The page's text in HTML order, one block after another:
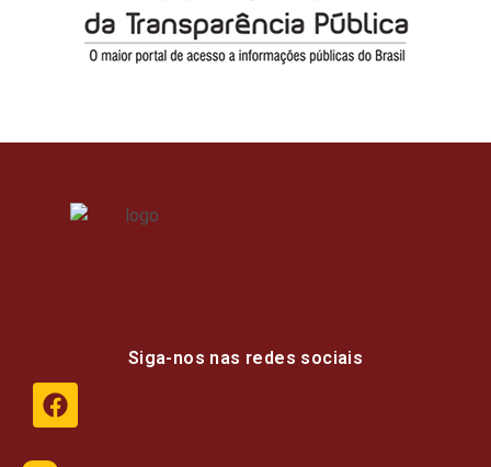
Siga-nos nas redes sociais